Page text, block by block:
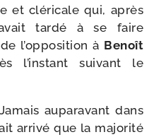
et clé­ri­cale qui, après
tar­dé à se faire
l’op­po­si­tion à Benoît
l’ins­tant sui­vant le
aupa­ra­vant dans
arri­vé que la majo­ri­té